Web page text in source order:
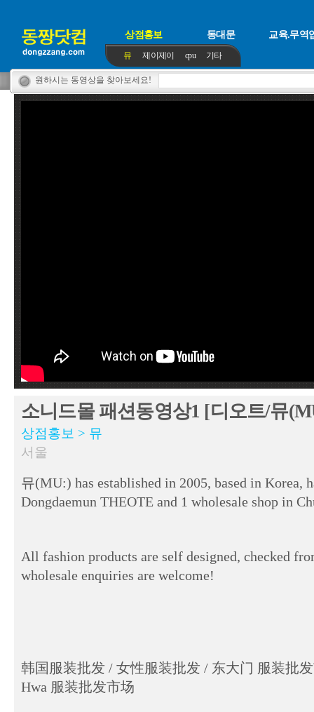
상점홍보 동대문 교육.무역
뮤 제이제이 cpu 기타
원하시는 동영상을 찾아보세요!
소니드몰 패션동영상1 [디오트/뮤
상점홍보 > 뮤
서울
뮤(MU:) has established in 2005, based in Korea,
Dongdaemun THEOTE and 1 wholesale shop in
All fashion products are self designed, checked
wholesale enquiries are welcome!
韩国服装批发 / 女性服装批发 / 东大门 服装批发
Hwa 服装批发市场